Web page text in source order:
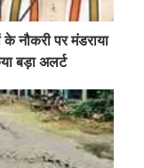
के नौकरी पर मंडराया
बड़ा अलर्ट